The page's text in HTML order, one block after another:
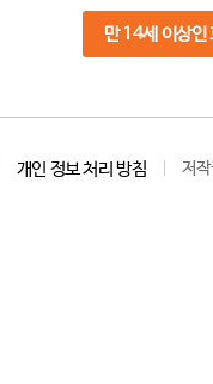
만 14세 이상인
개인 정보 처리 방침 저